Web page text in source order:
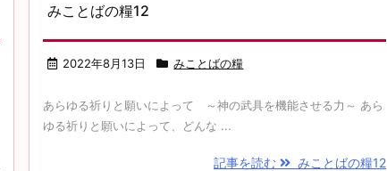
みことばの糧12
2022年8月13日 みことばの糧
あらゆる祈りと願いによって ～神の武具を機能させる力～ あら
ゆる祈りと願いによって、どんな ...
記事を読む みことばの糧12